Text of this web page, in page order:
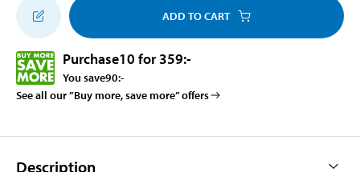
ADD TO CART
Purchase10 for 359:-
You save90:-
See all our ”Buy more, save more” offers
Description